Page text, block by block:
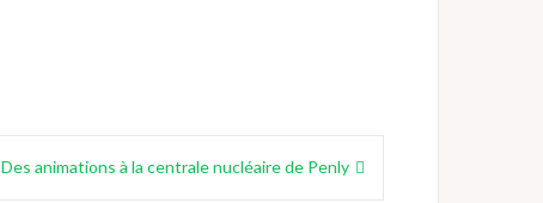
Des animations à la centrale nucléaire de Penly